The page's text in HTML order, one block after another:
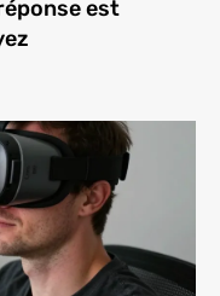
est